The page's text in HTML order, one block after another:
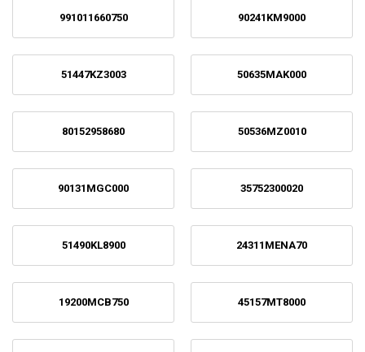
991011660750 90241KM9000
51447KZ3003 50635MAK000
80152958680 50536MZ0010
90131MGC000 35752300020
51490KL8900 24311MENA70
19200MCB750 45157MT8000